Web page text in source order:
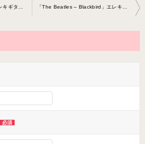
「Beatles – Blackbird」エレキギター教 室 2023-3-7-no0020-0061 「The Beatles – Blackbird」エレキギター教 室 2023-3-22-no0020-0061
必須